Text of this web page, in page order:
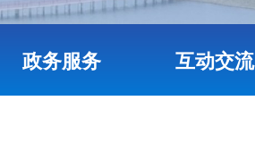
政务服务 互动交流